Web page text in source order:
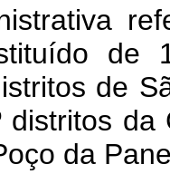
de
de
distritos da
da